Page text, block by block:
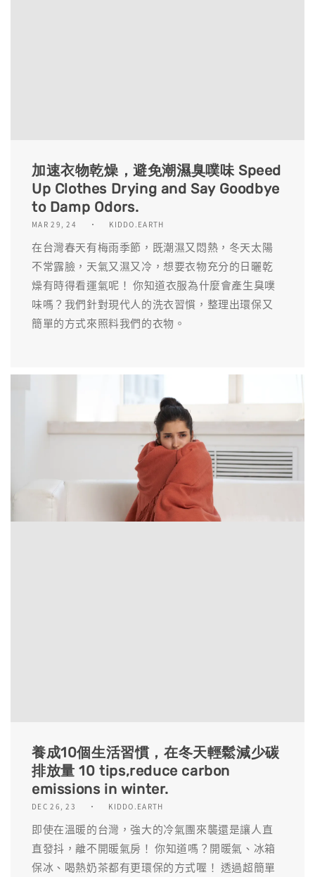
加速衣物乾燥，避免潮濕臭噗味 Speed
Up Clothes Drying and Say Goodbye
to Damp Odors.
MAR 29, 24 KIDDO.EARTH
在台灣春天有梅雨季節，既潮濕又悶熱，冬天太陽
不常露臉，天氣又濕又冷，想要衣物充分的日曬乾
燥有時得看運氣呢！ 你知道衣服為什麼會產生臭噗
味嗎？我們針對現代人的洗衣習慣，整理出環保又
簡單的方式來照料我們的衣物。
養成10個生活習慣，在冬天輕鬆減少碳
排放量 10 tips,reduce carbon
emissions in winter.
DEC 26, 23 KIDDO.EARTH
即使在溫暖的台灣，強大的冷氣團來襲還是讓人直
直發抖，離不開暖氣房！ 你知道嗎？開暖氣、冰箱
保冰、喝熱奶茶都有更環保的方式喔！ 透過超簡單